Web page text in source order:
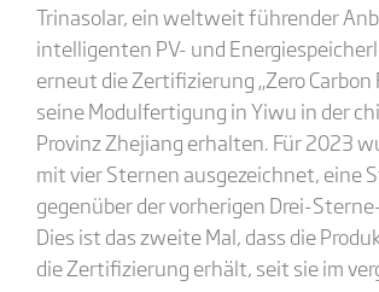
Trinasolar, ein weltweit führender
intelligenten PV- und
erneut die Zertifizierung „Zero Carbon
seine Modulfertigung in Yiwu in der
Provinz Zhejiang erhalten. Für 2023
mit vier Sternen ausgezeichnet, eine
gegenüber der vorherigen Drei-
Dies ist das zweite Mal, dass die
die Zertifizierung erhält, seit sie im